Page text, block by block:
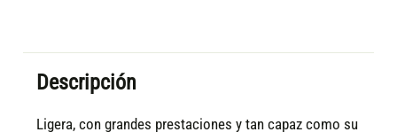
Descripción
Ligera, con grandes prestaciones y tan capaz como su